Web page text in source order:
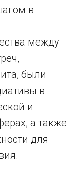
в
между
были
в
и
а также
для